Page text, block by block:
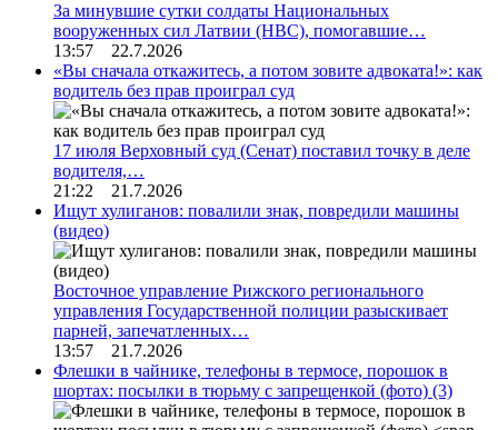
За минувшие сутки солдаты Национальных
вооруженных сил Латвии (НВС), помогавшие…
13:57 22.7.2026
«Вы сначала откажитесь, а потом зовите адвоката!»: как
водитель без прав проиграл суд
17 июля Верховный суд (Сенат) поставил точку в деле
водителя,…
21:22 21.7.2026
Ищут хулиганов: повалили знак, повредили машины
(видео)
Восточное управление Рижского регионального
управления Государственной полиции разыскивает
парней, запечатленных…
13:57 21.7.2026
Флешки в чайнике, телефоны в термосе, порошок в
шортах: посылки в тюрьму с запрещенкой (фото) (3)